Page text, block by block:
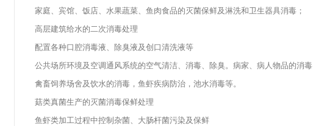
家庭、宾馆、饭店、水果蔬菜、鱼肉食品的灭菌保鲜及淋洗和卫生器具消毒；
高层建筑给水的二次消毒处理
配置各种口腔消毒液、除臭液及创口清洗液等
公共场所环境及空调通风系统的空气清洁、消毒、除臭。病家、病人物品的消毒
禽畜饲养场舍及饮水的消毒，鱼虾疾病防治，池水消毒等。
菇类真菌生产的灭菌消毒保鲜处理
鱼虾类加工过程中控制杂菌、大肠杆菌污染及保鲜